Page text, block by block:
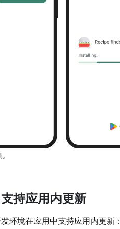
持应用内更新
环境在应用中支持应用内更新：